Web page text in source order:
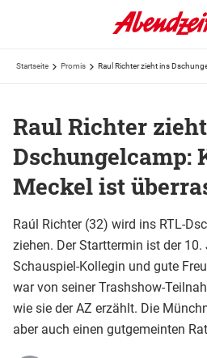
Startseite Promis
Raul Richter
Dschungelcamp:
Meckel ist
Raúl Richter (32) wird ins RTL-
ziehen. Der Starttermin ist der 10.
Schauspiel-Kollegin und gute
war von seiner Trashshow-
wie sie der AZ erzählt. Die
aber auch einen gutgemeinten